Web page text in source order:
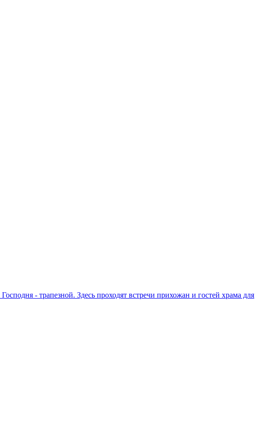
- трапезной. Здесь проходят встречи прихожан и гостей храма для